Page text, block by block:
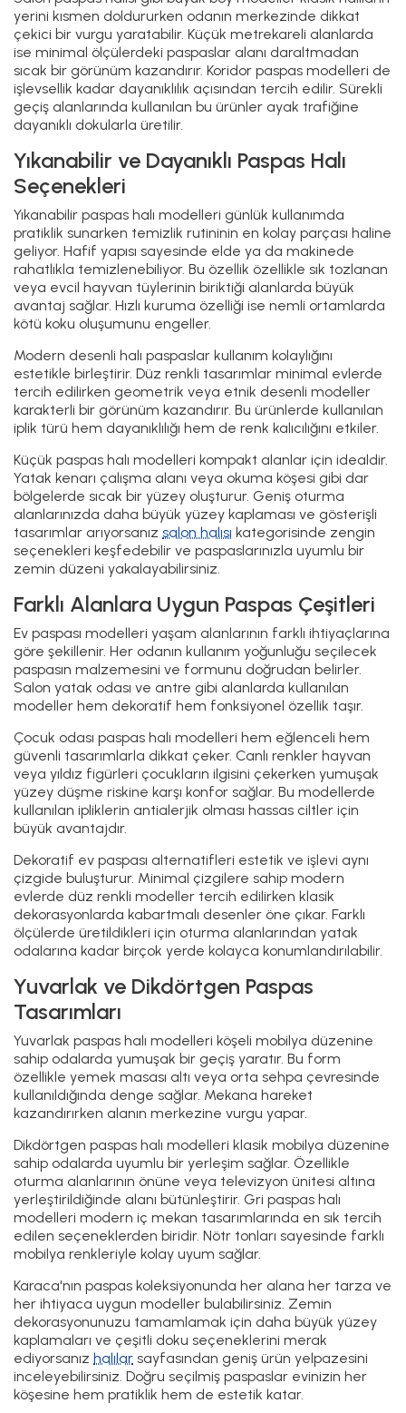
yerini kısmen doldururken odanın merkezinde dikkat
çekici bir vurgu yaratabilir. Küçük metrekareli alanlarda
ise minimal ölçülerdeki paspaslar alanı daraltmadan
sıcak bir görünüm kazandırır. Koridor paspas modelleri de
işlevsellik kadar dayanıklılık açısından tercih edilir. Sürekli
geçiş alanlarında kullanılan bu ürünler ayak trafiğine
dayanıklı dokularla üretilir.
Yıkanabilir ve Dayanıklı Paspas Halı
Seçenekleri
Yıkanabilir paspas halı modelleri günlük kullanımda
pratiklik sunarken temizlik rutininin en kolay parçası haline
geliyor. Hafif yapısı sayesinde elde ya da makinede
rahatlıkla temizlenebiliyor. Bu özellik özellikle sık tozlanan
veya evcil hayvan tüylerinin biriktiği alanlarda büyük
avantaj sağlar. Hızlı kuruma özelliği ise nemli ortamlarda
kötü koku oluşumunu engeller.
Modern desenli halı paspaslar kullanım kolaylığını
estetikle birleştirir. Düz renkli tasarımlar minimal evlerde
tercih edilirken geometrik veya etnik desenli modeller
karakterli bir görünüm kazandırır. Bu ürünlerde kullanılan
iplik türü hem dayanıklılığı hem de renk kalıcılığını etkiler.
Küçük paspas halı modelleri kompakt alanlar için idealdir.
Yatak kenarı çalışma alanı veya okuma köşesi gibi dar
bölgelerde sıcak bir yüzey oluşturur. Geniş oturma
alanlarınızda daha büyük yüzey kaplaması ve gösterişli
tasarımlar arıyorsanız salon halısı kategorisinde zengin
seçenekleri keşfedebilir ve paspaslarınızla uyumlu bir
zemin düzeni yakalayabilirsiniz.
Farklı Alanlara Uygun Paspas Çeşitleri
Ev paspası modelleri yaşam alanlarının farklı ihtiyaçlarına
göre şekillenir. Her odanın kullanım yoğunluğu seçilecek
paspasın malzemesini ve formunu doğrudan belirler.
Salon yatak odası ve antre gibi alanlarda kullanılan
modeller hem dekoratif hem fonksiyonel özellik taşır.
Çocuk odası paspas halı modelleri hem eğlenceli hem
güvenli tasarımlarla dikkat çeker. Canlı renkler hayvan
veya yıldız figürleri çocukların ilgisini çekerken yumuşak
yüzey düşme riskine karşı konfor sağlar. Bu modellerde
kullanılan ipliklerin antialerjik olması hassas ciltler için
büyük avantajdır.
Dekoratif ev paspası alternatifleri estetik ve işlevi aynı
çizgide buluşturur. Minimal çizgilere sahip modern
evlerde düz renkli modeller tercih edilirken klasik
dekorasyonlarda kabartmalı desenler öne çıkar. Farklı
ölçülerde üretildikleri için oturma alanlarından yatak
odalarına kadar birçok yerde kolayca konumlandırılabilir.
Yuvarlak ve Dikdörtgen Paspas
Tasarımları
Yuvarlak paspas halı modelleri köşeli mobilya düzenine
sahip odalarda yumuşak bir geçiş yaratır. Bu form
özellikle yemek masası altı veya orta sehpa çevresinde
kullanıldığında denge sağlar. Mekana hareket
kazandırırken alanın merkezine vurgu yapar.
Dikdörtgen paspas halı modelleri klasik mobilya düzenine
sahip odalarda uyumlu bir yerleşim sağlar. Özellikle
oturma alanlarının önüne veya televizyon ünitesi altına
yerleştirildiğinde alanı bütünleştirir. Gri paspas halı
modelleri modern iç mekan tasarımlarında en sık tercih
edilen seçeneklerden biridir. Nötr tonları sayesinde farklı
mobilya renkleriyle kolay uyum sağlar.
Karaca'nın paspas koleksiyonunda her alana her tarza ve
her ihtiyaca uygun modeller bulabilirsiniz. Zemin
dekorasyonunuzu tamamlamak için daha büyük yüzey
kaplamaları ve çeşitli doku seçeneklerini merak
ediyorsanız halılar sayfasından geniş ürün yelpazesini
inceleyebilirsiniz. Doğru seçilmiş paspaslar evinizin her
köşesine hem pratiklik hem de estetik katar.